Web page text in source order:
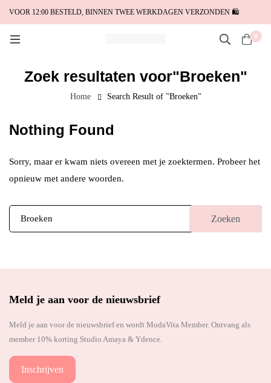
VOOR 12:00 BESTELD, BINNEN TWEE WERKDAGEN VERZONDEN 🛍️
0
Zoek resultaten voor"Broeken"
Home Search Result of "Broeken"
Nothing Found
Sorry, maar er kwam niets overeen met je zoektermen. Probeer het
opnieuw met andere woorden.
Zoeken
Meld je aan voor de nieuwsbrief
Meld je aan voor de nieuwsbrief en wordt ModaVita Member. Ontvang als
member 10% korting Studio Amaya & Ydence.
Inschrijven